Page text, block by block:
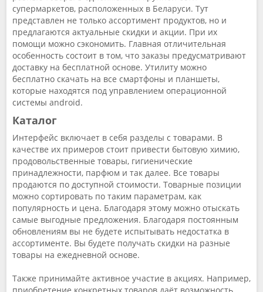
супермаркетов, расположенных в Беларуси. Тут
представлен не только ассортимент продуктов, но и
предлагаются актуальные скидки и акции. При их
помощи можно сэкономить. Главная отличительная
особенность состоит в том, что заказы предусматривают
доставку на бесплатной основе. Утилиту можно
бесплатно скачать на все смартфоны и планшеты,
которые находятся под управлением операционной
системы android.
Каталог
Интерфейс включает в себя разделы с товарами. В
качестве их примеров стоит привести бытовую химию,
продовольственные товары, гигиенические
принадлежности, парфюм и так далее. Все товары
продаются по доступной стоимости. Товарные позиции
можно сортировать по таким параметрам, как
популярность и цена. Благодаря этому можно отыскать
самые выгодные предложения. Благодаря постоянным
обновлениям вы не будете испытывать недостатка в
ассортименте. Вы будете получать скидки на разные
товары на ежедневной основе.
Также принимайте активное участие в акциях. Например,